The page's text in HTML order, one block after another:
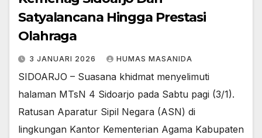
Satyalancana Hingga Prestasi
Olahraga
3 JANUARI 2026 HUMAS MASANIDA
​SIDOARJO – Suasana khidmat menyelimuti
halaman MTsN 4 Sidoarjo pada Sabtu pagi (3/1).
Ratusan Aparatur Sipil Negara (ASN) di
lingkungan Kantor Kementerian Agama Kabupaten